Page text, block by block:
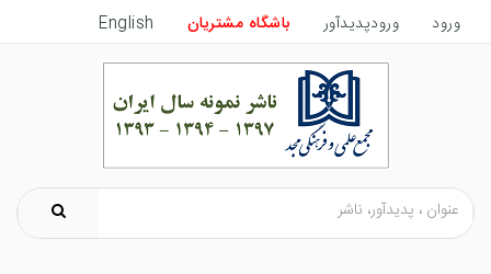
ورود ورودپدیدآور باشگاه مشتریان English